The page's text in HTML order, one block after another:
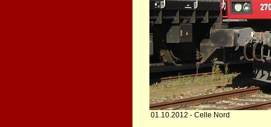
01.10.2012 - Celle Nord